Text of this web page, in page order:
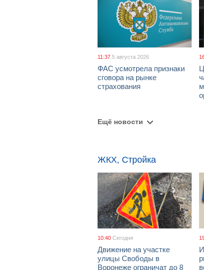
11:37 5 августа 2026
ФАС усмотрела признаки
сговора на рынке
страхования
Ещё новости
ЖКХ, Стройка
10:40 Сегодня
Движение на участке
улицы Свободы в
Воронеже ограничат до 8